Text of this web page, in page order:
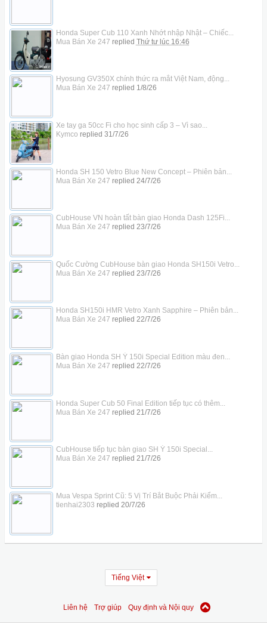
Honda Super Cub 110 Xanh Nhớt nhập Nhật – Chiếc...
Mua Bán Xe 247 replied Thứ tư lúc 16:46
Hyosung GV350X chính thức ra mắt Việt Nam, động...
Mua Bán Xe 247 replied 1/8/26
Xe tay ga 50cc Fi cho học sinh cấp 3 – Vì sao...
Kymco replied 31/7/26
Honda SH 150 Vetro Blue New Concept – Phiên bản...
Mua Bán Xe 247 replied 24/7/26
CubHouse VN hoàn tất bàn giao Honda Dash 125Fi...
Mua Bán Xe 247 replied 23/7/26
Quốc Cường CubHouse bàn giao Honda SH150i Vetro...
Mua Bán Xe 247 replied 23/7/26
Honda SH150i HMR Vetro Xanh Sapphire – Phiên bản...
Mua Bán Xe 247 replied 22/7/26
Bàn giao Honda SH Ý 150i Special Edition màu đen...
Mua Bán Xe 247 replied 22/7/26
Honda Super Cub 50 Final Edition tiếp tục có thêm...
Mua Bán Xe 247 replied 21/7/26
CubHouse tiếp tục bàn giao SH Ý 150i Special...
Mua Bán Xe 247 replied 21/7/26
Mua Vespa Sprint Cũ: 5 Vị Trí Bắt Buộc Phải Kiểm...
tienhai2303 replied 20/7/26
Tiếng Việt
Liên hệ Trợ giúp Quy định và Nội quy